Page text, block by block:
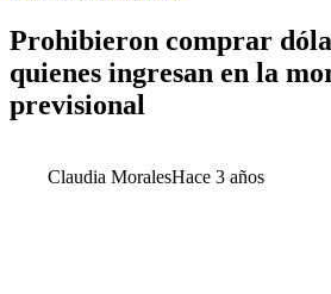
Prohibieron comprar
quienes ingresan en la
previsional
Claudia MoralesHace 3 años